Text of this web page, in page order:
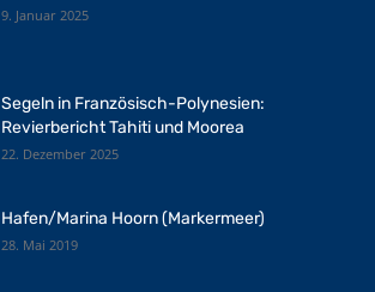
9. Januar 2025
Segeln in Französisch-Polynesien:
Revierbericht Tahiti und Moorea
22. Dezember 2025
Hafen/Marina Hoorn (Markermeer)
28. Mai 2019